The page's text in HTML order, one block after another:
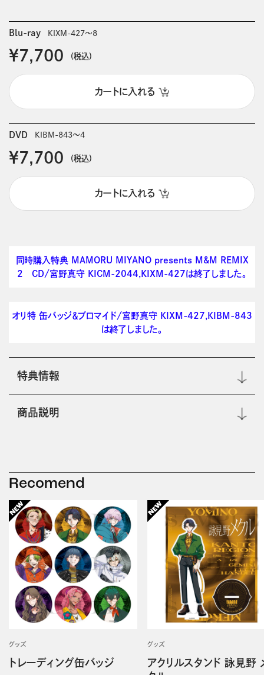
Blu-ray KIXM-427～8
￥7,700 (税込)
カートに入れる
DVD KIBM-843～4
￥7,700 (税込)
カートに入れる
同時購入特典 MAMORU MIYANO presents M&M REMIX
2 CD/宮野真守 KICM-2044,KIXM-427は終了しました。
オリ特 缶バッジ＆ブロマイド/宮野真守 KIXM-427,KIBM-843
は終了しました。
特典情報
商品説明
Recomend
グッズ
トレーディング缶バッジ
グッズ
アクリルスタンド 詠見野